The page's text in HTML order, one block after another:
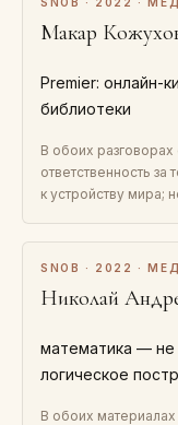
Макар
Premier: онлайн-
библиотеки
В обоих разговорах
ответственность
к устройству мира;
SNOB · 2022 ·
Николай
математика — не
логическое
В обоих